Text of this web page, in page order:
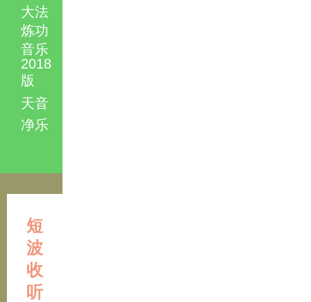
大法
炼功
音乐
2018
版
天音
净乐
短
波
收
听